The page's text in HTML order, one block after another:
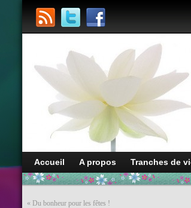
Accueil A propos Tranches de
« Du bonheur pour les fêtes !